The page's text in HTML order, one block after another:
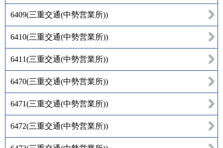
6409(三重交通(中勢営業所))
6410(三重交通(中勢営業所))
6411(三重交通(中勢営業所))
6470(三重交通(中勢営業所))
6471(三重交通(中勢営業所))
6472(三重交通(中勢営業所))